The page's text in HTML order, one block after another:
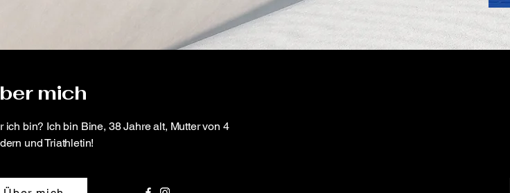
mich
ich bin? Ich bin Bine, 38 Jahre alt, Mutter von 4
und Triathletin!